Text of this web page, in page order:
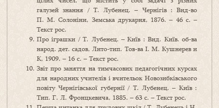
галузей знання / Т. Лубенец. – Чернігів : Вид-во
П. М. Солоніни, Земська друкарня, 1876. – 46 с. –
Текст рос.
Про іграшки / Т. Лубенец. – Київ : Вид. Київ. об-ва
народ. дет. садов, Лито-тип. Тов-ва І. М. Кушнерев и
К, 1909. – 16 с. – Текст рос.
Звіт про заняття на тимчасових педагогічних курсах
для народних учителів і вчительок Новозибківського
повіту Чернігівської губернії / Т. Лубенец. – Київ :
Тип. Г. Л. Фронцкевича, 1885. – 63 с. – Текст рос.